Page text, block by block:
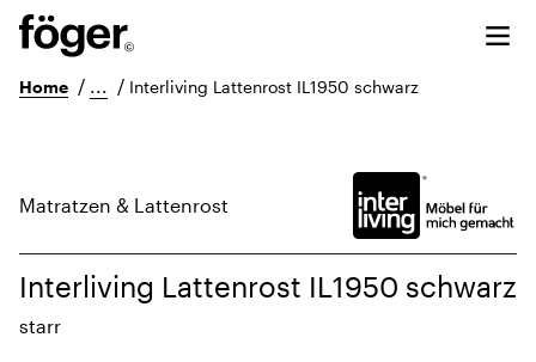
Home / ... / Interliving Lattenrost IL1950 schwarz
Matratzen & Lattenrost
Interliving Lattenrost IL1950 schwarz
starr